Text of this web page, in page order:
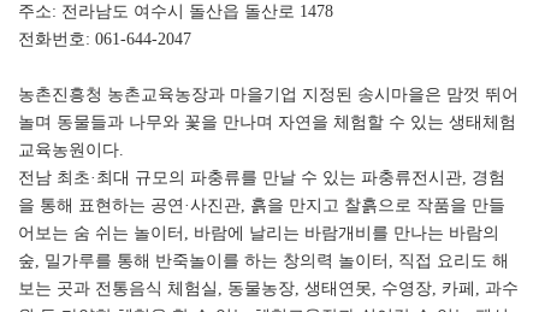
주소: 전라남도 여수시 돌산읍 돌산로 1478
전화번호: 061-644-2047
농촌진흥청 농촌교육농장과 마을기업 지정된 송시마을은 맘껏 뛰어
놀며 동물들과 나무와 꽃을 만나며 자연을 체험할 수 있는 생태체험
교육농원이다
전남 최초· 최대 규모의 파충류를 만날 수 있는 파충류전시관 경험
을 통해 표현하는 공연 ·사진관 흙을 만지고 찰흙으로 작품을 만들
어보는 숨 쉬는 놀이터
바람에 날리는 바람개비를 만나는 바람의
숲
밀가루를 통해 반죽놀이를 하는 창의력 놀이터
직접 요리도 해
보는 곳과 전통음식 체험실
동물농장 생태연못 수영장 카페
과수